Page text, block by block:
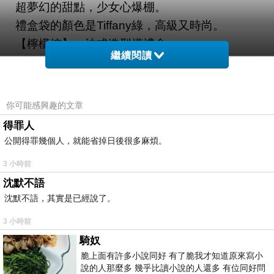
超夢幻的甜點，少女心爆棚。
禮盒袋的顏色是Tiffany綠，高級又時尚。
【檸檬控】：法式造型塔禮盒.
一盒9入： 經典檸檬塔6入、暈染系玫瑰檸檬塔3
閉眼吧經典檸檬塔
使用屏東九如的檸檬汁，歐洲進口奶油塔皮，法
嘗口感。
夏天就適合吃這種酸酸甜甜的甜點。
波光粼粼的水，有點酸、有點甜的滋味。
暈染系玫瑰檸檬塔
繼續閱讀
你可能感興趣的文章
得罪人
公開得罪幾個人，就能省掉日後很多麻煩。
3 小時前
沈默不語
沈默不語，其實是已經說了。
3 小時前
騎奴
脆上面有許多小說同好 有了脆我才知道原來寫小
說的人那麼多 幾乎比讀小說的人還多 有位同好問